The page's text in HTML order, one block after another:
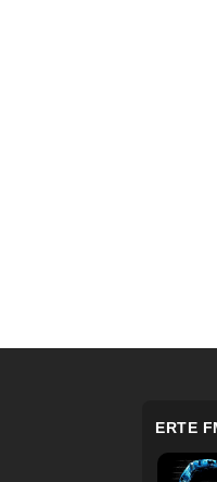
ERTE